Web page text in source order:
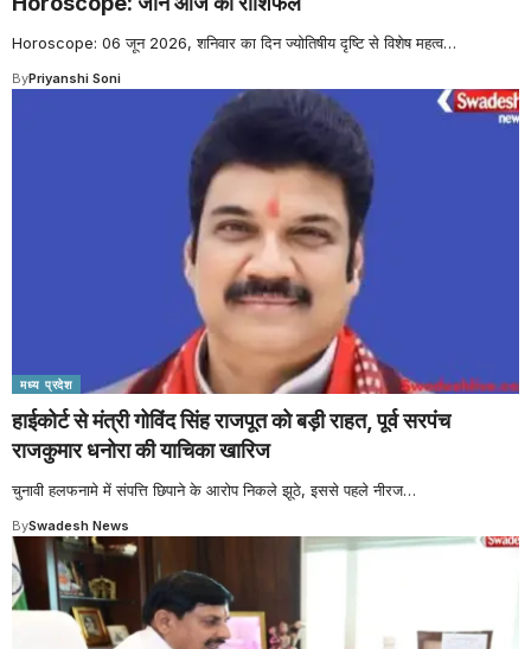
Horoscope: 06 जून 2026, शनिवार का दिन ज्योतिषीय दृष्टि से विशेष महत्व…
ByPriyanshi Soni
मध्य प्रदेश
हाईकोर्ट से मंत्री गोविंद सिंह राजपूत को बड़ी राहत, पूर्व सरपंच
राजकुमार धनोरा की याचिका खारिज
चुनावी हलफनामे में संपत्ति छिपाने के आरोप निकले झूठे, इससे पहले नीरज…
BySwadesh News